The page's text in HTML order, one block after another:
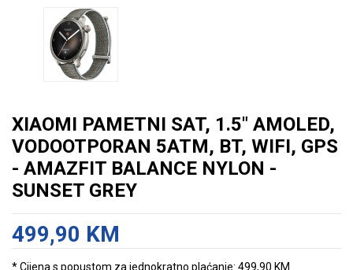
XIAOMI PAMETNI SAT, 1.5" AMOLED,
VODOOTPORAN 5ATM, BT, WIFI, GPS
- AMAZFIT BALANCE NYLON -
SUNSET GREY
499,90 KM
* Cijena s popustom za jednokratno plaćanje: 499,90 KM